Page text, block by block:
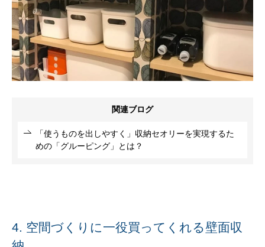
関連ブログ
「使うものを出しやすく」収納セオリーを実現するた
めの「グルーピング」とは？
4. 空間づくりに一役買ってくれる壁面収